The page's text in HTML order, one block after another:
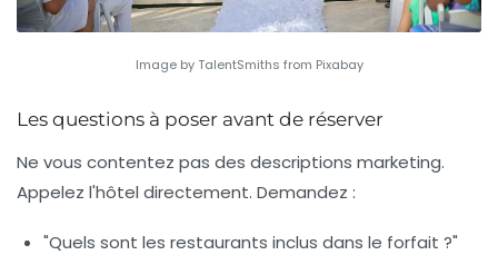
Image by TalentSmiths from Pixabay
Les questions à poser avant de réserver
Ne vous contentez pas des descriptions marketing.
Appelez l'hôtel directement. Demandez :
"Quels sont les restaurants inclus dans le forfait ?"